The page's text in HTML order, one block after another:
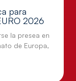
para
2026
la presea en
de Europa,